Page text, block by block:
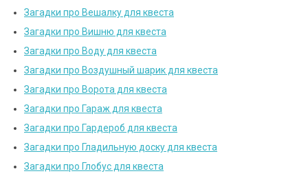
Загадки про Вешалку для квеста
Загадки про Вишню для квеста
Загадки про Воду для квеста
Загадки про Воздушный шарик для квеста
Загадки про Ворота для квеста
Загадки про Гараж для квеста
Загадки про Гардероб для квеста
Загадки про Гладильную доску для квеста
Загадки про Глобус для квеста